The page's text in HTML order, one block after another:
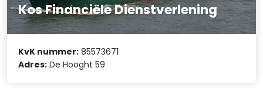
Kos Financiële Dienstverlening
KvK nummer: 85573671
Adres: De Hooght 59